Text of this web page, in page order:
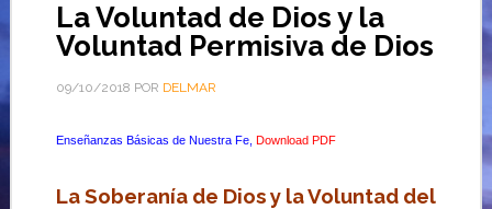
La Voluntad de Dios y la
Voluntad Permisiva de Dios
09/10/2018 POR DELMAR
Enseñanzas Básicas de Nuestra Fe, Download PDF
La Soberanía de Dios y la Voluntad del